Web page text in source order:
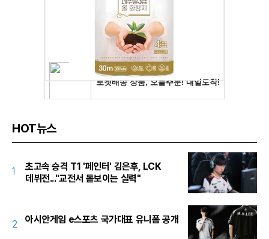
HOT뉴스
1
초고속 승격 T1 '페인터' 김은후, LCK
데뷔전..."교전서 돋보이는 실력"
2 아시안게임 e스포츠 국가대표 유니폼 공개